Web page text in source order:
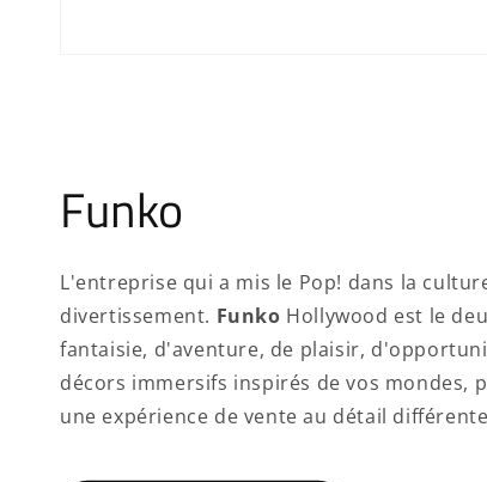
Funko
L'entreprise qui a mis le Pop! dans la
divertissement. Funko Hollywood est le
fantaisie, d'aventure, de plaisir,
décors immersifs inspirés de vos mondes,
une expérience de vente au détail